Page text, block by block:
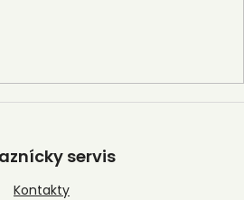
servis
Kontakty